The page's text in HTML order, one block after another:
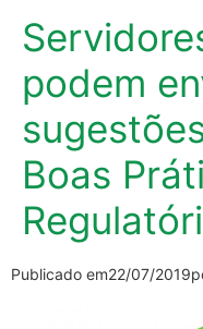
podem
Boas
Publicado em22/07/2019